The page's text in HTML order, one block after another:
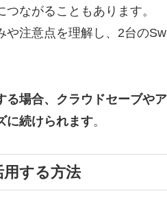
ながることもあります。
注意点を理解し、2台の
場合、クラウドセーブや
に続けられます。
する方法